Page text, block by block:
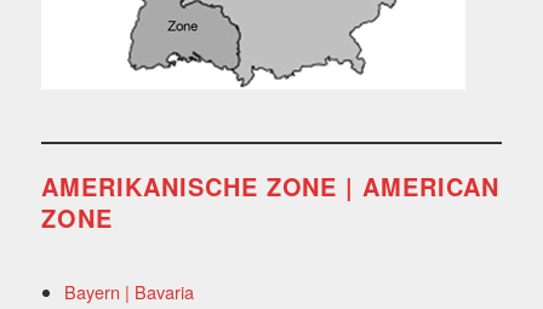
AMERIKANISCHE ZONE | AMERICAN
ZONE
Bayern | Bavaria